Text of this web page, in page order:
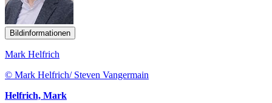
Bildinformationen
Mark Helfrich
© Mark Helfrich/ Steven Vangermain
Helfrich, Mark